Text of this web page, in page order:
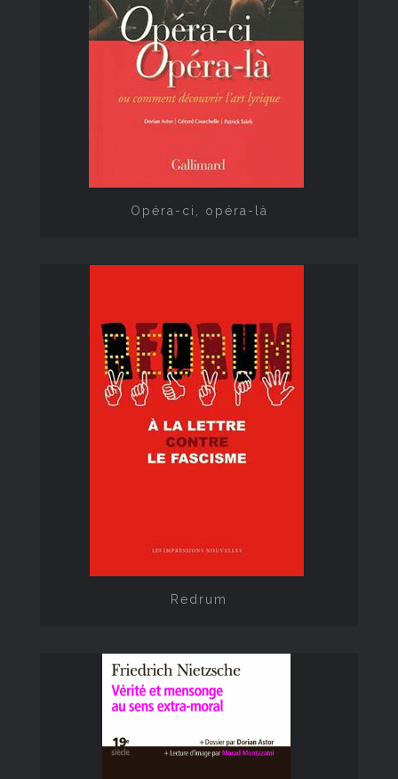
Opéra-ci, opéra-là
Opéra-ci, opéra-là
Redrum
Redrum